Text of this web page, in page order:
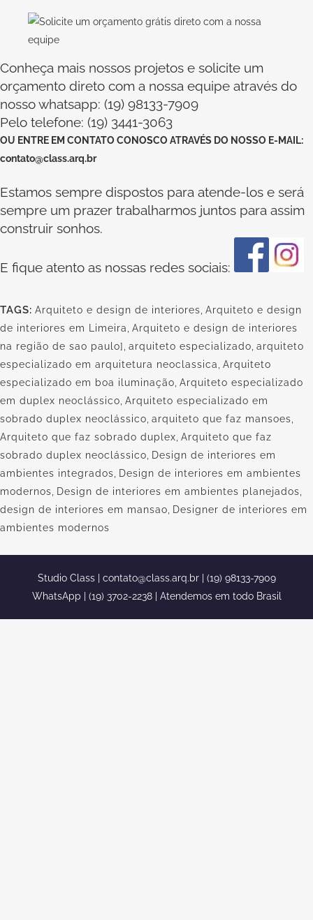
Conheça mais nossos projetos e solicite um
orçamento direto com a nossa equipe através do
nosso whatsapp: (19) 98133-7909
Pelo telefone: (19) 3441-3063
OU ENTRE EM CONTATO CONOSCOATRAVÉS DO NOSSO E-MAIL:
contato@class.arq.br
Estamos sempre dispostos para atende-los e será
sempre um prazer trabalharmos juntos para assim
construir sonhos.
E fique atento as nossas redes sociais:
TAGS: Arquiteto e design de interiores, Arquiteto e design
de interiores em Limeira, Arquiteto e design de interiores
na região de sao paulo], arquiteto especializado, arquiteto
especializado em arquitetura neoclassica, Arquiteto
especializado em boa iluminação, Arquiteto especializado
em duplex neoclássico, Arquiteto especializado em
sobrado duplex neoclássico, arquiteto que faz mansoes,
Arquiteto que faz sobrado duplex, Arquiteto que faz
sobrado duplex neoclássico, Design de interiores em
ambientes integrados, Design de interiores em ambientes
modernos, Design de interiores em ambientes planejados,
design de interiores em mansao, Designer de interiores em
ambientes modernos
Studio Class | contato@class.arq.br| (19) 98133-7909
WhatsApp | (19) 3702-2238 | Atendemos em todo Brasil